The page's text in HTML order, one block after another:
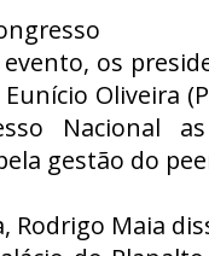
os
Eunício Oliveira
Nacional
gestão do
Rodrigo Maia